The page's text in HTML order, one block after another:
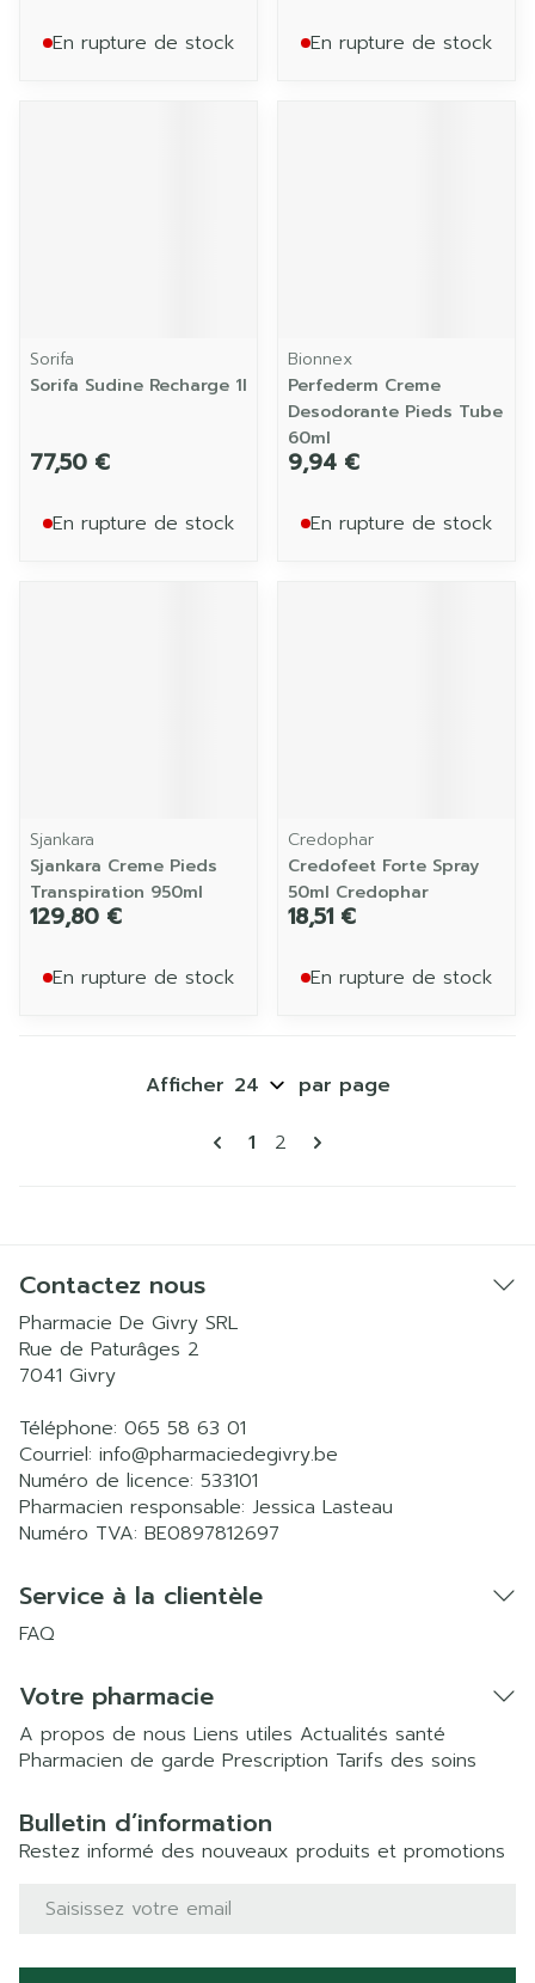
En rupture de stock En rupture de stock
Sorifa
Sorifa Sudine Recharge 1l
77,50 €
En rupture de stock
Bionnex
Perfederm Creme
Desodorante Pieds Tube
60ml
9,94 €
En rupture de stock
Sjankara
Sjankara Creme Pieds
Transpiration 950ml
129,80 €
En rupture de stock
Credophar
Credofeet Forte Spray
50ml Credophar
18,51 €
En rupture de stock
Pages
Vous lisez actuellement la
1 Page
2
Afficher par page
Contactez nous
Pharmacie De Givry SRL
Rue de Paturâges 2
7041 Givry
Téléphone: 065 58 63 01
Courriel: info@pharmaciedegivry.be
Numéro de licence: 533101
Pharmacien responsable: Jessica Lasteau
Numéro TVA: BE0897812697
Service à la clientèle
FAQ
Votre pharmacie
A propos de nous Liens utiles Actualités santé
Pharmacien de garde Prescription Tarifs des soins
Bulletin d’information
Restez informé des nouveaux produits et promotions
Adresse mail